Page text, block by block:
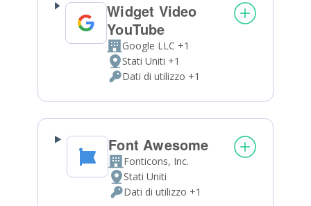
Widget Video
YouTube
Azienda:
Google LLC +1
Luogo
del
trattamento:
Stati Uniti +1
Dati
Personali
Dati di utilizzo +1
Font Awesome
Azienda:
Fonticons, Inc.
Luogo
del
Stati Uniti
DatiDati di utilizzo +1